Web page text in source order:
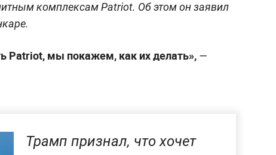
комплексам Patriot. Об этом он заявил
Patriot, мы покажем, как их делать», —
Трамп признал, что хочет